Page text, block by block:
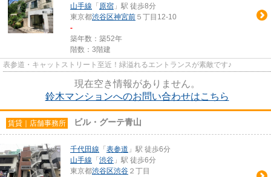
山手線 「 原宿 」駅 徒歩8分
東京都渋谷区神宮前 ５丁目12-10
-
築年数：築52年
階数：3階建
表参道・キャットストリート至近！緑溢れるエントランスが素敵です♪
現在空き情報がありません。
鈴木マンションへのお問い合わせはこちら
賃貸｜店舗事務所 ビル・グーテ青山
千代田線 「 表参道 」駅 徒歩6分
山手線 「 渋谷 」駅 徒歩6分
東京都渋谷区渋谷 ２丁目